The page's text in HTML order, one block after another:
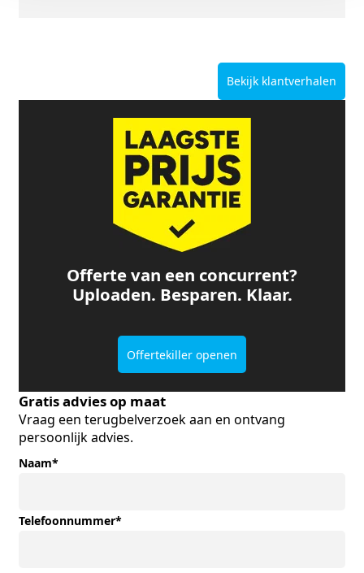
Bekijk klantverhalen
Offerte van een concurrent?
Uploaden. Besparen. Klaar.
Offertekiller openen
Gratis advies op maat
Vraag een terugbelverzoek aan en ontvang
persoonlijk advies.
Naam*
Telefoonnummer*